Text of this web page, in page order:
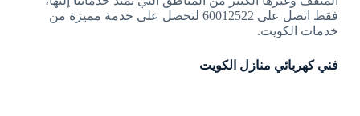
فقط اتصل على 60012522 لتحصل على خدمة مميزة من
خدمات الكويت.
فني كهربائي منازل الكويت